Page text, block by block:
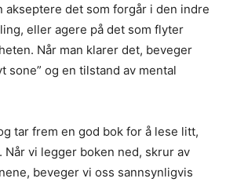
akseptere det som forgår i den indre
eller agere på det som flyter
Når man klarer det, beveger
sone” og en tilstand av mental
tar frem en god bok for å lese litt,
Når vi legger boken ned, skrur av
beveger vi oss sannsynligvis